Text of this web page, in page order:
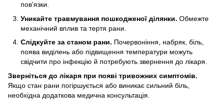
пов’язки.
Уникайте травмування пошкодженої ділянки. Обмежте
механічний вплив та тертя рани.
Слідкуйте за станом рани. Почервоніння, набряк, біль,
поява виділень або підвищення температури можуть
свідчити про інфекцію й потребують звернення до лікаря.
Зверніться до лікаря при появі тривожних симптомів.
Якщо стан рани погіршується або виникає сильний біль,
необхідна додаткова медична консультація.